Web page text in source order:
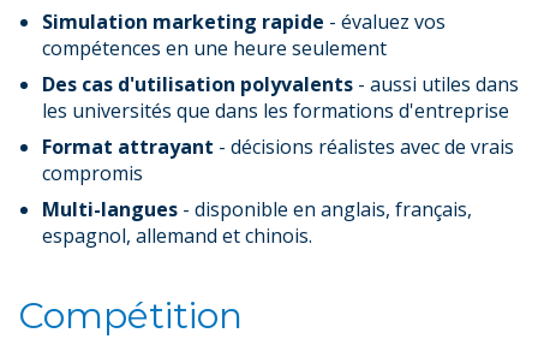
Simulation marketing rapide - évaluez vos
compétences en une heure seulement
Des cas d'utilisation polyvalents - aussi utiles dans
les universités que dans les formations d'entreprise
Format attrayant - décisions réalistes avec de vrais
compromis
Multi-langues - disponible en anglais, français,
espagnol, allemand et chinois.
Compétition